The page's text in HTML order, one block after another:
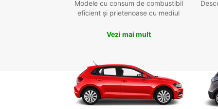
Modele cu consum de combustibil
eficient și prietenoase cu mediul
Vezi mai mult